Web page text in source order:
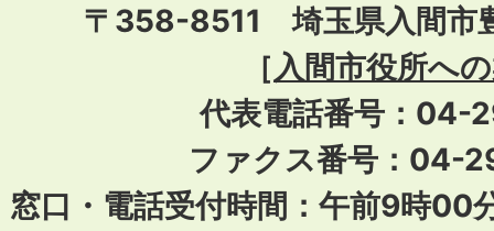
〒358-8511 埼玉県入間市
［ 入間市役所へ
代表電話番号：04-
ファクス番号：04-
窓口・電話受付時間：午前9時00